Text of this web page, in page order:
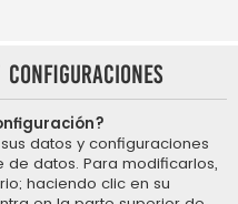
datos y configuraciones
datos. Para modificarlos,
haciendo clic en su